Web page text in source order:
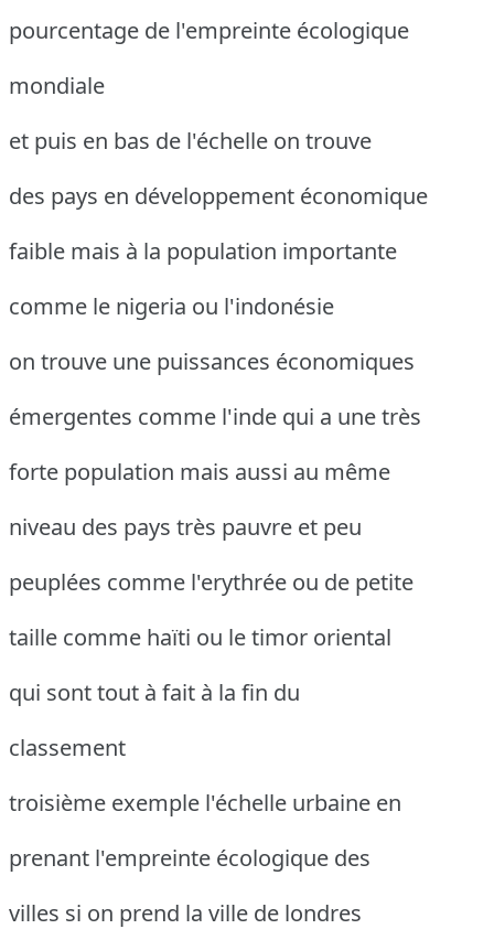
pourcentage de l'empreinte écologique
mondiale
et puis en bas de l'échelle on trouve
des pays en développement économique
faible mais à la population importante
comme le nigeria ou l'indonésie
on trouve une puissances économiques
émergentes comme l'inde qui a une très
forte population mais aussi au même
niveau des pays très pauvre et peu
peuplées comme l'erythrée ou de petite
taille comme haïti ou le timor oriental
qui sont tout à fait à la fin du
classement
troisième exemple l'échelle urbaine en
prenant l'empreinte écologique des
villes si on prend la ville de londres